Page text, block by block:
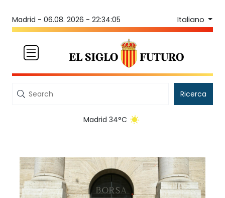
Madrid - 06.08. 2026 - 22:34:05 Italiano
Ricerca
Madrid 34°C